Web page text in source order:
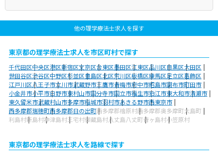
他の理学療法士求人を探す
東京都の理学療法士求人を市区町村で探す
千代田区中央区港区新宿区文京区台東区墨田区江東区品川区目黒区大田区
世田谷区渋谷区中野区杉並区豊島区北区荒川区板橋区練馬区足立区葛飾区
江戸川区八王子市立川市武蔵野市三鷹市青梅市府中市昭島市調布市町田市
小金井市小平市日野市東村山市国分寺市国立市福生市狛江市東大和市清瀬市
東久留米市武蔵村山市多摩市稲城市羽村市あきる野市西東京市
西多摩郡瑞穂町西多摩郡日の出町西多摩郡檜原村西多摩郡奥多摩町大島町
利島村新島村神津島村三宅村御蔵島村八丈島八丈町青ヶ島村小笠原村
東京都の理学療法士求人を路線で探す